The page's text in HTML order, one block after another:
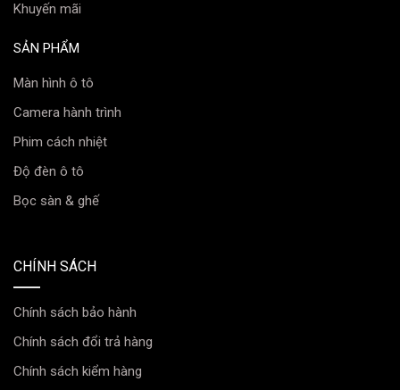
Nhiệt độ màu Đèn bi gầm X-LIGHT F10 2.0 NEW
Khuyến mãi
SẢN PHẨM
Màn hình ô tô
Camera hành trình
Phim cách nhiệt
Độ đèn ô tô
Bọc sàn & ghế
CHÍNH SÁCH
Chính sách bảo hành
Chính sách đổi trả hàng
Chính sách kiểm hàng